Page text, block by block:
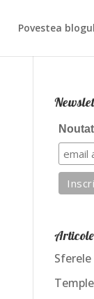
Povestea
Sferele